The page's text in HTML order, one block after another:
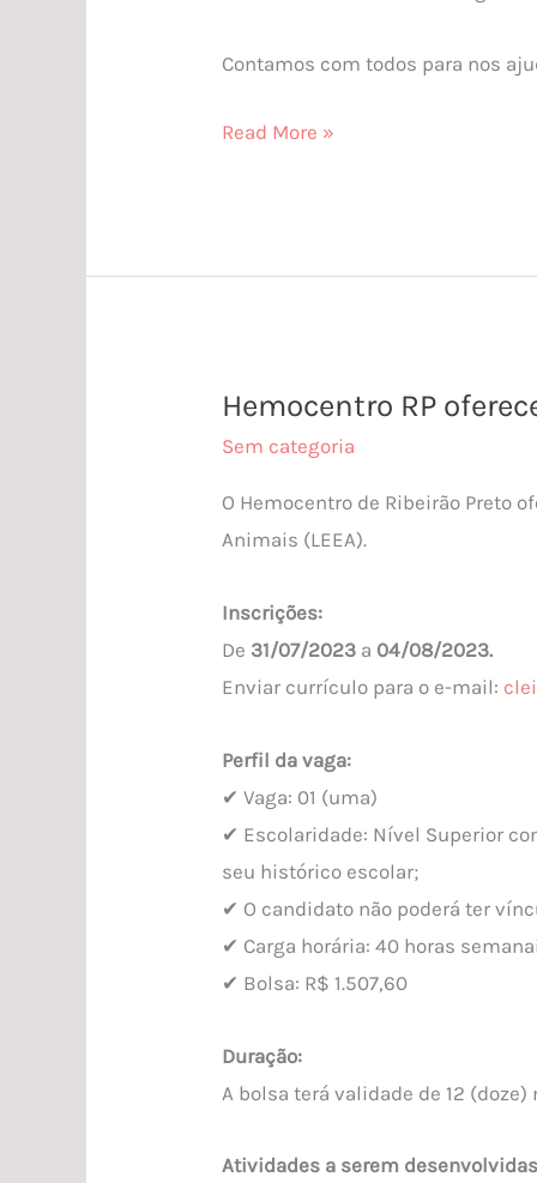
Contamos com todos para nos
Read More »
Hemocentro RP
Sem categoria
O Hemocentro de Ribeirão Preto
Animais (LEEA).
Inscrições:
De 31/07/2023 a 04/08/2023.
Enviar currículo para o e-mail:
Perfil da vaga:
✔ Vaga: 01 (uma)
✔ Escolaridade: Nível Superior
seu histórico escolar;
✔ O candidato não poderá ter
✔ Carga horária: 40 horas
✔ Bolsa: R$ 1.507,60
Duração:
A bolsa terá validade de 12
Atividades a serem
Hemocentro
RP
bolsa
FAPESP
o
LEEA